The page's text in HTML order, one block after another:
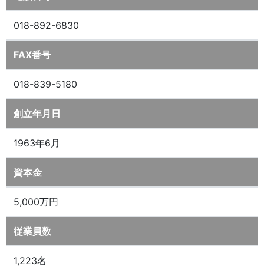
018-892-6830
FAX番号
018-839-5180
創立年月日
1963年6月
資本金
5,000万円
従業員数
1,223名